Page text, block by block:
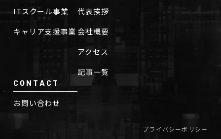
ITスクール事業
キャリア支援事業
代表挨拶
会社概要
アクセス
記事一覧
CONTACT
お問い合わせ
プライバシーポリシー